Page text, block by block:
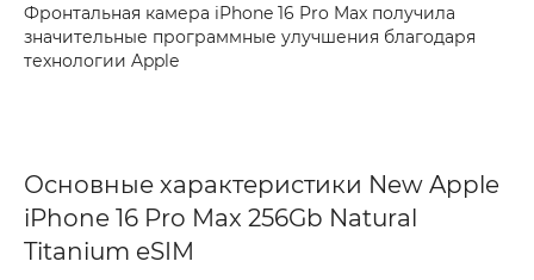
Фронтальная камера iPhone 16 Pro Max получила
значительные программные улучшения благодаря
технологии Apple
Основные характеристики New Apple
iPhone 16 Pro Max 256Gb Natural
Titanium eSIM